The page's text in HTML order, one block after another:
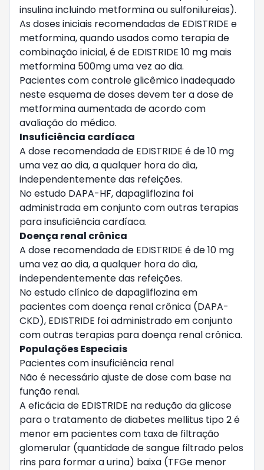
insulina incluindo metformina ou sulfonilureias).
As doses iniciais recomendadas de EDISTRIDE e
metformina, quando usados como terapia de
combinação inicial, é de EDISTRIDE 10 mg mais
metformina 500mg uma vez ao dia.
Pacientes com controle glicêmico inadequado
neste esquema de doses devem ter a dose de
metformina aumentada de acordo com
avaliação do médico.
Insuficiência cardíaca
A dose recomendada de EDISTRIDE é de 10 mg
uma vez ao dia, a qualquer hora do dia,
independentemente das refeições.
No estudo DAPA-HF, dapagliflozina foi
administrada em conjunto com outras terapias
para insuficiência cardíaca.
Doença renal crônica
A dose recomendada de EDISTRIDE é de 10 mg
uma vez ao dia, a qualquer hora do dia,
independentemente das refeições.
No estudo clínico de dapagliflozina em
pacientes com doença renal crônica (DAPA-
CKD), EDISTRIDE foi administrado em conjunto
com outras terapias para doença renal crônica.
Populações Especiais
Pacientes com insuficiência renal
Não é necessário ajuste de dose com base na
função renal.
A eficácia de EDISTRIDE na redução da glicose
para o tratamento de diabetes mellitus tipo 2 é
menor em pacientes com taxa de filtração
glomerular (quantidade de sangue filtrado pelos
rins para formar a urina) baixa (TFGe menor